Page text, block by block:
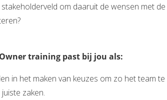
om daaruit de wensen met
training past bij jou als:
in het maken van keuzes om zo het team
zaken.